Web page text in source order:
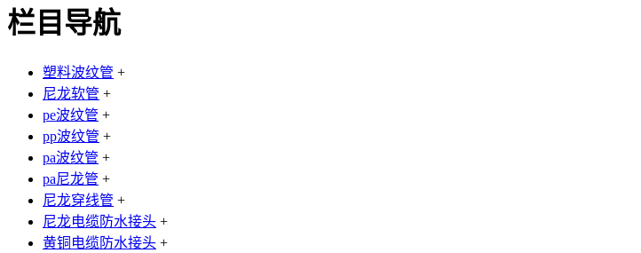
栏目导航
塑料波纹管 +
尼龙软管 +
pe波纹管 +
pp波纹管 +
pa波纹管 +
pa尼龙管 +
尼龙穿线管 +
尼龙电缆防水接头 +
黄铜电缆防水接头 +